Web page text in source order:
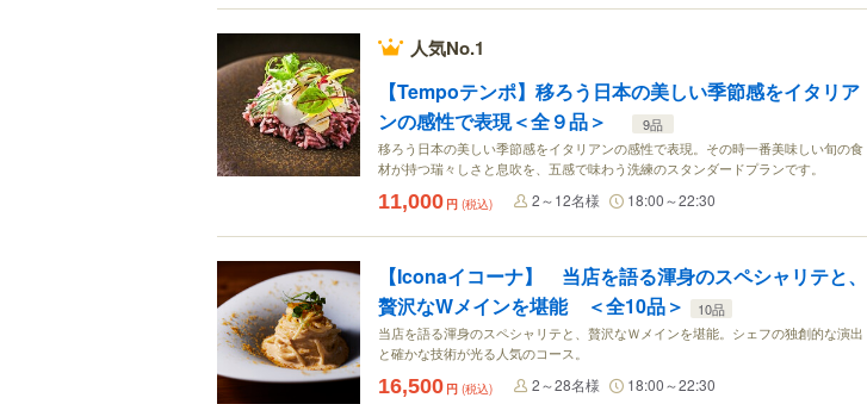
人気No.1
【Tempoテンポ】移ろう日本の美しい季節感をイタリア
ンの感性で表現＜全９品＞
9品
移ろう日本の美しい季節感をイタリアンの感性で表現。その時一番美味しい旬の食
材が持つ瑞々しさと息吹を、五感で味わう洗練のスタンダードプランです。
11,000 円 (税込) 2～12名様 18:00～22:30
【Iconaイコーナ】 当店を語る渾身のスペシャリテと、
贅沢なWメインを堪能 ＜全10品＞
10品
当店を語る渾身のスペシャリテと、贅沢なＷメインを堪能。シェフの独創的な演出
と確かな技術が光る人気のコース。
16,500 円 (税込) 2～28名様 18:00～22:30